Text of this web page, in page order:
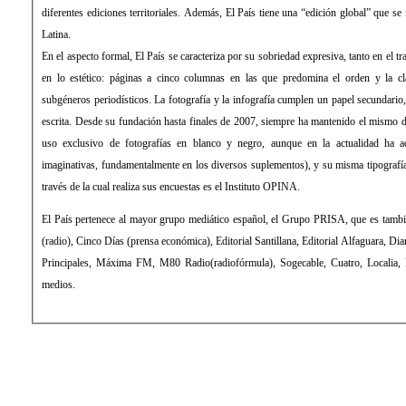
diferentes ediciones territoriales. Además, El País tiene una “edición global” que
Latina.
En el aspecto formal, El País se caracteriza por su sobriedad expresiva, tanto en el
en lo estético: páginas a cinco columnas en las que predomina el orden y la
subgéneros periodísticos. La fotografía y la infografía cumplen un papel
escrita. Desde su fundación hasta finales de 2007, siempre ha mantenido el mismo
uso exclusivo de fotografías en blanco y negro, aunque en la actualidad ha
imaginativas, fundamentalmente en los diversos suplementos), y su misma
través de la cual realiza sus encuestas es el Instituto OPINA.
El País pertenece al mayor grupo mediático español, el Grupo PRISA, que es
(radio), Cinco Días (prensa económica), Editorial Santillana, Editorial Alfaguara,
Principales, Máxima FM, M80 Radio(radiofórmula), Sogecable, Cuatro,
medios.